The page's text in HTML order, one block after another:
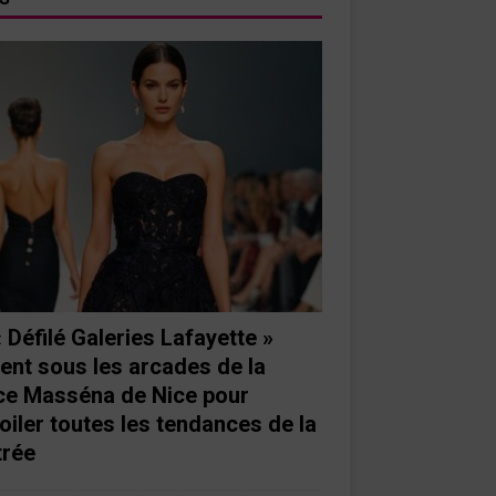
Défilé Galeries Lafayette »
sous les arcades de la
Masséna de Nice pour
toutes les tendances de la